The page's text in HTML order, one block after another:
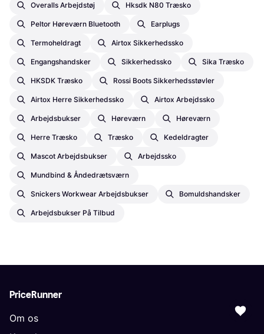
Overalls Arbejdstøj Hksdk N80 Træsko
Peltor Høreværn Bluetooth Earplugs
Termoheldragt Airtox Sikkerhedssko
Engangshandsker Sikkerhedssko Sika Træsko
HKSDK Træsko Rossi Boots Sikkerhedsstøvler
Airtox Herre Sikkerhedssko Airtox Arbejdssko
Arbejdsbukser Høreværn Høreværn
Herre Træsko Træsko Kedeldragter
Mascot Arbejdsbukser Arbejdssko
Mundbind & Åndedrætsværn
Snickers Workwear Arbejdsbukser Bomuldshandsker
Arbejdsbukser På Tilbud
PriceRunner
Om os